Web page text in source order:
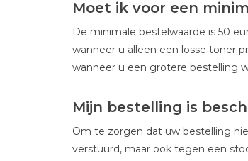
Moet ik voor een
De minimale bestelwaarde is 50
wanneer u alleen een losse toner
wanneer u een grotere bestelling
Mijn bestelling is
Om te zorgen dat uw bestelling
verstuurd, maar ook tegen een